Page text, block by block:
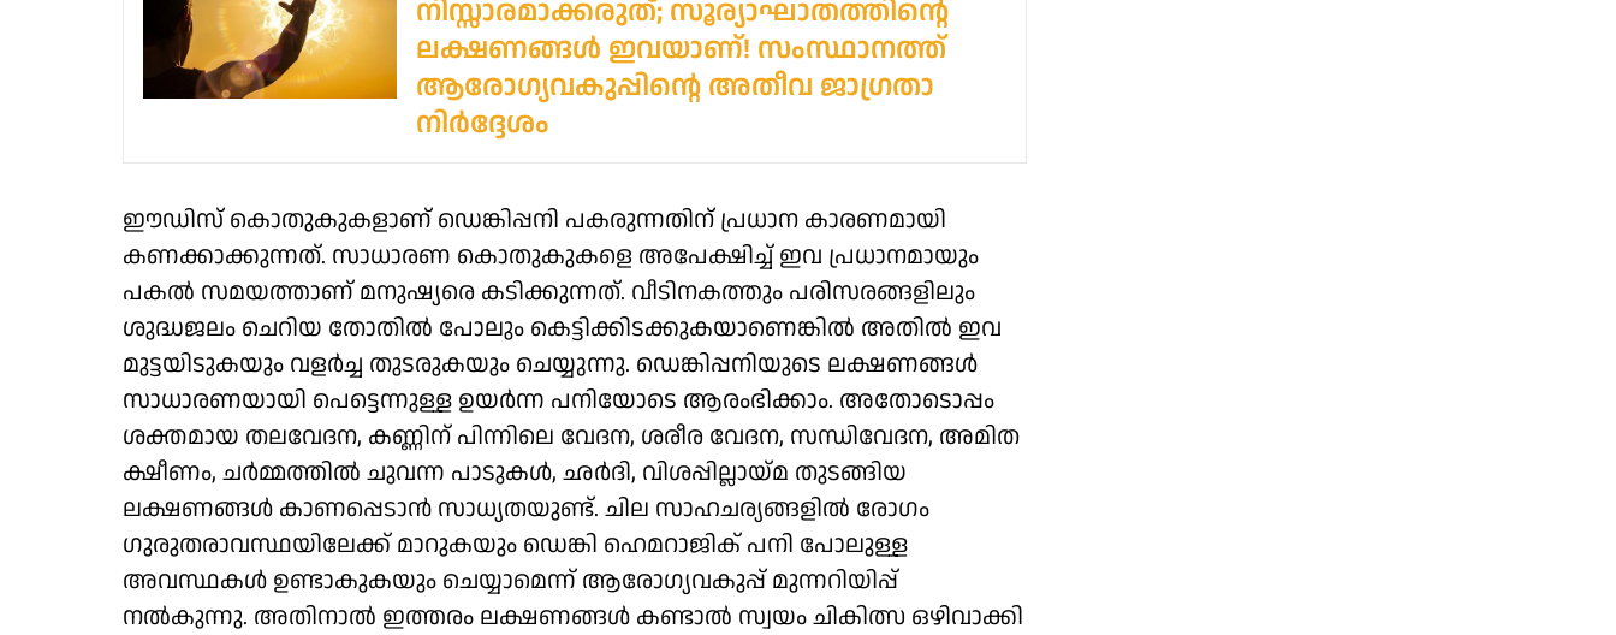
നിസ്സാരമാക്കരുത്; സൂര്യാഘാതത്തിന്റെ
ലക്ഷണങ്ങൾ ഇവയാണ്! സംസ്ഥാനത്ത്
ആരോഗ്യവകുപ്പിന്റെ അതീവ ജാഗ്രതാ
നിർദ്ദേശം
ഈഡിസ് കൊതുകുകളാണ് ഡെങ്കിപ്പനി പകരുന്നതിന് പ്രധാന കാരണമായി
കണക്കാക്കുന്നത്. സാധാരണ കൊതുകുകളെ അപേക്ഷിച്ച് ഇവ പ്രധാനമായും
പകൽ സമയത്താണ് മനുഷ്യരെ കടിക്കുന്നത്. വീടിനകത്തും പരിസരങ്ങളിലും
ശുദ്ധജലം ചെറിയ തോതിൽ പോലും കെട്ടിക്കിടക്കുകയാണെങ്കിൽ അതിൽ ഇവ
മുട്ടയിടുകയും വളർച്ച തുടരുകയും ചെയ്യുന്നു. ഡെങ്കിപ്പനിയുടെ ലക്ഷണങ്ങൾ
സാധാരണയായി പെട്ടെന്നുള്ള ഉയർന്ന പനിയോടെ ആരംഭിക്കാം. അതോടൊപ്പം
ശക്തമായ തലവേദന, കണ്ണിന് പിന്നിലെ വേദന, ശരീര വേദന, സന്ധിവേദന, അമിത
ക്ഷീണം, ചർമ്മത്തിൽ ചുവന്ന പാടുകൾ, ഛർദി, വിശപ്പില്ലായ്മ തുടങ്ങിയ
ലക്ഷണങ്ങൾ കാണപ്പെടാൻ സാധ്യതയുണ്ട്. ചില സാഹചര്യങ്ങളിൽ രോഗം
ഗുരുതരാവസ്ഥയിലേക്ക് മാറുകയും ഡെങ്കി ഹെമറാജിക് പനി പോലുള്ള
അവസ്ഥകൾ ഉണ്ടാകുകയും ചെയ്യാമെന്ന് ആരോഗ്യവകുപ്പ് മുന്നറിയിപ്പ്
നൽകുന്നു. അതിനാൽ ഇത്തരം ലക്ഷണങ്ങൾ കണ്ടാൽ സ്വയം ചികിത്സ ഒഴിവാക്കി